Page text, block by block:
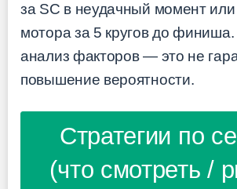
за SC в неудачный момент или
мотора за 5 кругов до
анализ факторов — это не
повышение вероятности.
Стратегии по
(что смотреть /